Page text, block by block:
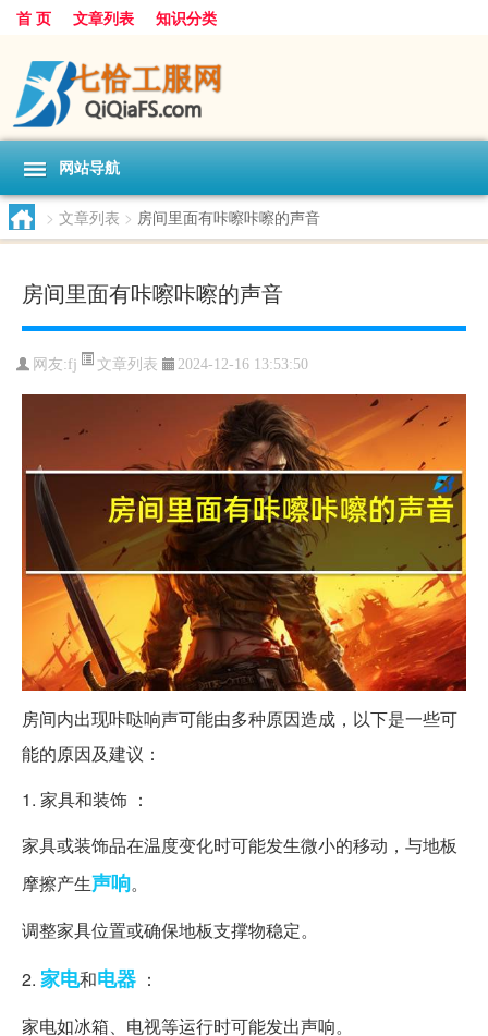
首 页 文章列表 知识分类
网站导航
> 文章列表 > 房间里面有咔嚓咔嚓的声音
房间里面有咔嚓咔嚓的声音
网友:fj 文章列表 2024-12-16 13:53:50
房间内出现咔哒响声可能由多种原因造成，以下是一些可
能的原因及建议：
1. 家具和装饰 ：
家具或装饰品在温度变化时可能发生微小的移动，与地板
摩擦产生声响。
调整家具位置或确保地板支撑物稳定。
2. 家电和电器 ：
家电如冰箱、电视等运行时可能发出声响。